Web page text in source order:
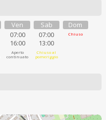
Ven
07:00
16:00
Aperto
continuato
Sab
07:00
13:00
Chiuso al
pomeriggio
Dom
Chiuso